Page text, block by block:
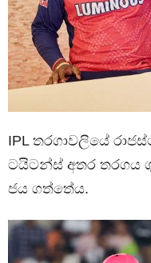
IPL තරගාවලියේ
ටයිටන්ස් අතර තරගය
ජය ගත්තේය.